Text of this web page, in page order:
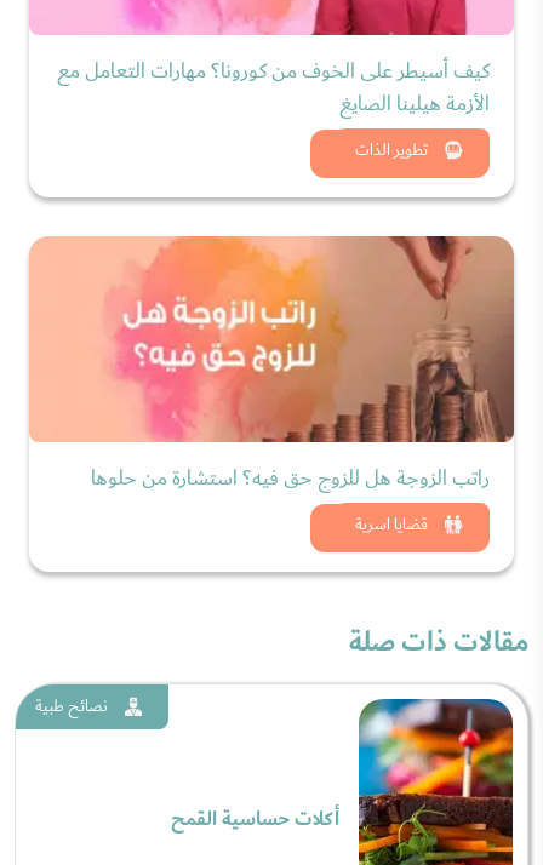
تطوير الذات
كيف أسيطر على الخوف من كورونا؟ مهارات التعامل مع
الأزمة هيلينا الصايغ
شاهد الان
قضايا اسرية
راتب الزوجة هل للزوج حق فيه؟ استشارة من حلوها
شاهد الان
مقالات ذات صلة
نصائح طبية
أكلات حساسية القمح